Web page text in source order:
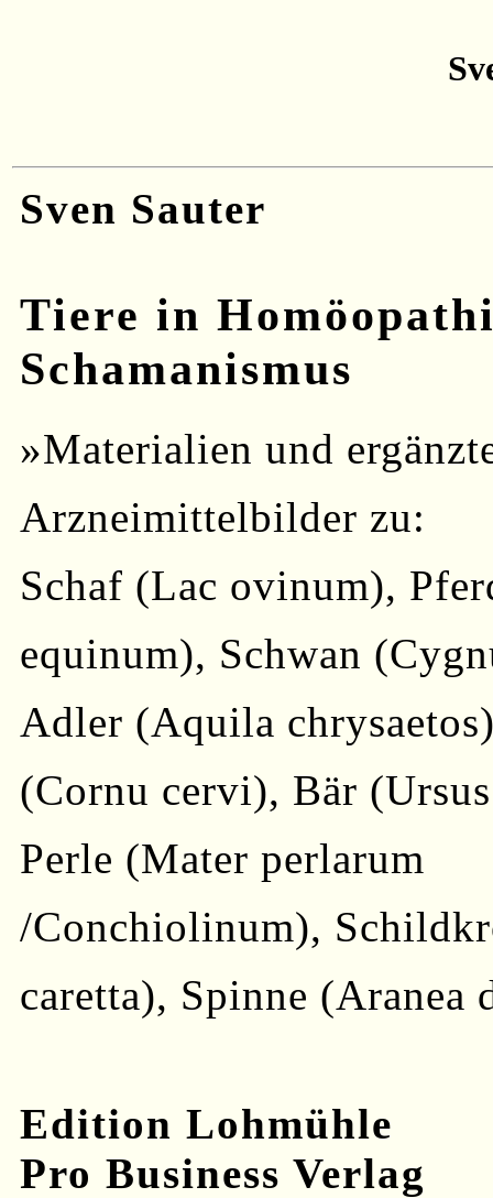
Sven Sauter
Tiere in
Schamanismus
»Materialien und
Arzneimittelbilder zu:
Schaf (Lac ovinum),
equinum), Schwan
Adler (Aquila
(Cornu cervi), Bär
Perle (Mater perlarum
/Conchiolinum),
caretta), Spinne (Aranea
Edition Lohmühle
Pro Business Verlag